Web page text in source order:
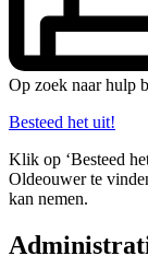
Op zoek naar hulp
Besteed het uit!
Klik op ‘Besteed
Oldeouwer te
kan nemen.